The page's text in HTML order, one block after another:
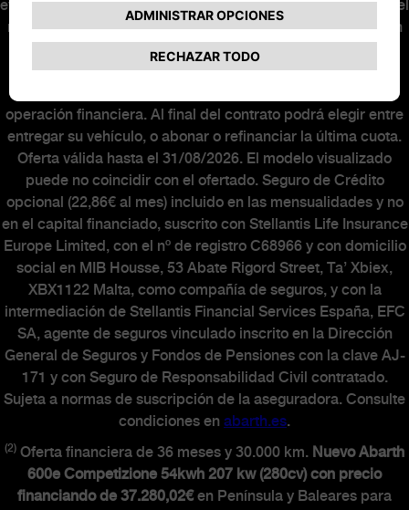
eventualmente podrá ser beneficiario el cliente, minorando el
resto de cuotas. El cliente será responsable de cumplir con
los requisitos y realizar las actuaciones necesarias para la
solicitud y concesión de la ayuda PLAN AUTO+. La
operación financiera. Al final del contrato podrá elegir entre
entregar su vehículo, o abonar o refinanciar la última cuota.
Oferta válida hasta el 31/08/2026. El modelo visualizado
puede no coincidir con el ofertado. Seguro de Crédito
opcional (22,86€ al mes) incluido en las mensualidades y no
en el capital financiado, suscrito con Stellantis Life Insurance
Europe Limited, con el nº de registro C68966 y con domicilio
social en MIB Housse, 53 Abate Rigord Street, Ta’ Xbiex,
XBX1122 Malta, como compañía de seguros, y con la
intermediación de Stellantis Financial Services España, EFC
SA, agente de seguros vinculado inscrito en la Dirección
General de Seguros y Fondos de Pensiones con la clave AJ-
171 y con Seguro de Responsabilidad Civil contratado.
Sujeta a normas de suscripción de la aseguradora. Consulte
condiciones en abarth.es.
(2) Oferta financiera de 36 meses y 30.000 km. Nuevo Abarth
600e Competizione 54kwh 207 kw (280cv) con precio
financiando de 37.280,02€en Península y Baleares para